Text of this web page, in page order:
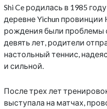
Shi Ce родилась в 1985
деревне Yichun провинции
рождения были проблемы
девять лет, родители
настольный теннис,
и сильной.
После трех лет
выступала на матчах,